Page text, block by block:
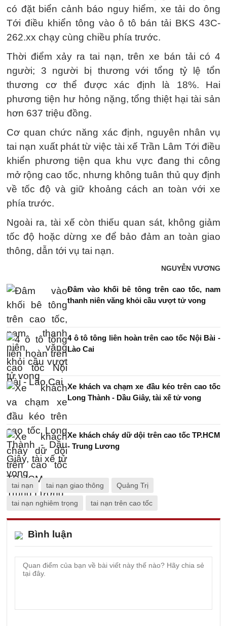
có đặt biển cảnh báo nguy hiểm, xe tải do ông
Tới điều khiển tông vào ô tô bán tải BKS 43C-
262.xx chạy cùng chiều phía trước.
Thời điểm xảy ra tai nạn, trên xe bán tải có 4
người; 3 người bị thương với tổng tỷ lệ tổn
thương cơ thể được xác định là 18%. Hai
phương tiện hư hỏng nặng, tổng thiệt hại tài sản
hơn 637 triệu đồng.
Cơ quan chức năng xác định, nguyên nhân vụ
tai nạn xuất phát từ việc tài xế Trần Lâm Tới điều
khiển phương tiện qua khu vực đang thi công
mở rộng cao tốc, nhưng không tuân thủ quy định
về tốc độ và giữ khoảng cách an toàn với xe
phía trước.
Ngoài ra, tài xế còn thiếu quan sát, không giảm
tốc độ hoặc dừng xe để bảo đảm an toàn giao
thông, dẫn tới vụ tai nạn.
NGUYỄN VƯƠNG
Đâm vào khối bê tông trên cao tốc, nam
thanh niên văng khỏi cầu vượt tử vong
4 ô tô tông liên hoàn trên cao tốc Nội Bài -
Lào Cai
Xe khách va chạm xe đầu kéo trên cao tốc
Long Thành - Dầu Giây, tài xế tử vong
Xe khách cháy dữ dội trên cao tốc TP.HCM
- Trung Lương
tai nạn tai nạn giao thông Quảng Trị
tai nạn nghiêm trọng tai nạn trên cao tốc
Bình luận